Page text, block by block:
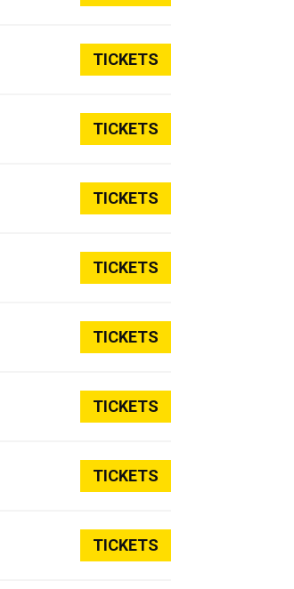
TICKETS
TICKETS
TICKETS
TICKETS
TICKETS
TICKETS
TICKETS
TICKETS